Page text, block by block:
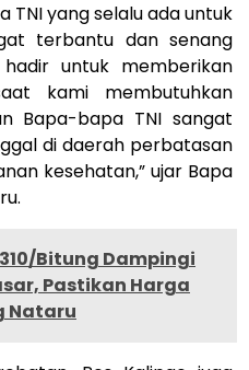
TNI yang selalu ada untuk
terbantu dan senang
untuk memberikan
kami membutuhkan
Bapa-bapa TNI sangat
di daerah perbatasan
kesehatan,” ujar Bapa
Bitung Dampingi
Pastikan Harga
Nataru